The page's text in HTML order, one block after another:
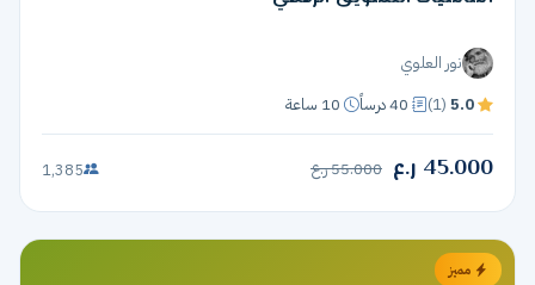
نور العلوي
5.0
(1) 40 درساً 10 ساعة
45.000 ر.ع 55.000 ر.ع 1,385
مميز